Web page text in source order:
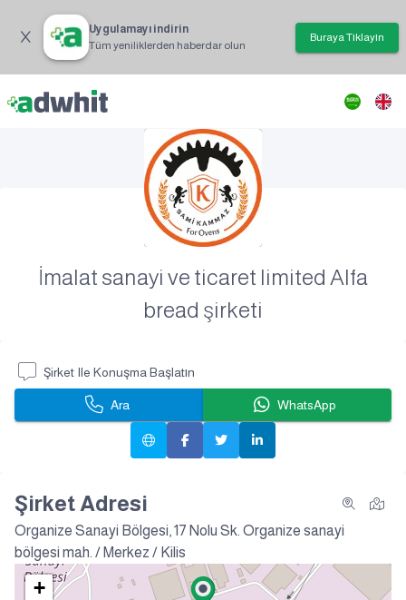
Uygulamayı indirin
Tüm yeniliklerden haberdar olun
Buraya Tıklayın
İmalat sanayi ve ticaret limited Alfa
bread şirketi
Şirket Ile Konuşma Başlatın
Ara WhatsApp
Şirket Adresi
Organize Sanayi Bölgesi, 17 Nolu Sk. Organize sanayi
bölgesi mah. / Merkez / Kilis
+